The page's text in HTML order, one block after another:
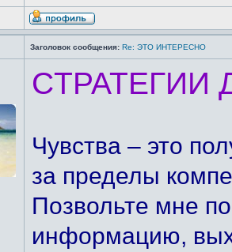
Заголовок сообщения: Re: ЭТО ИНТЕРЕСНО
Чувства – это
за пределы
Позвольте мне
информацию,